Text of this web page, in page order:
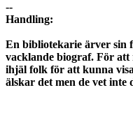
--
Handling:
En bibliotekarie ärver sin
vacklande biograf. För
ihjäl folk för att kunna
älskar det men de vet inte